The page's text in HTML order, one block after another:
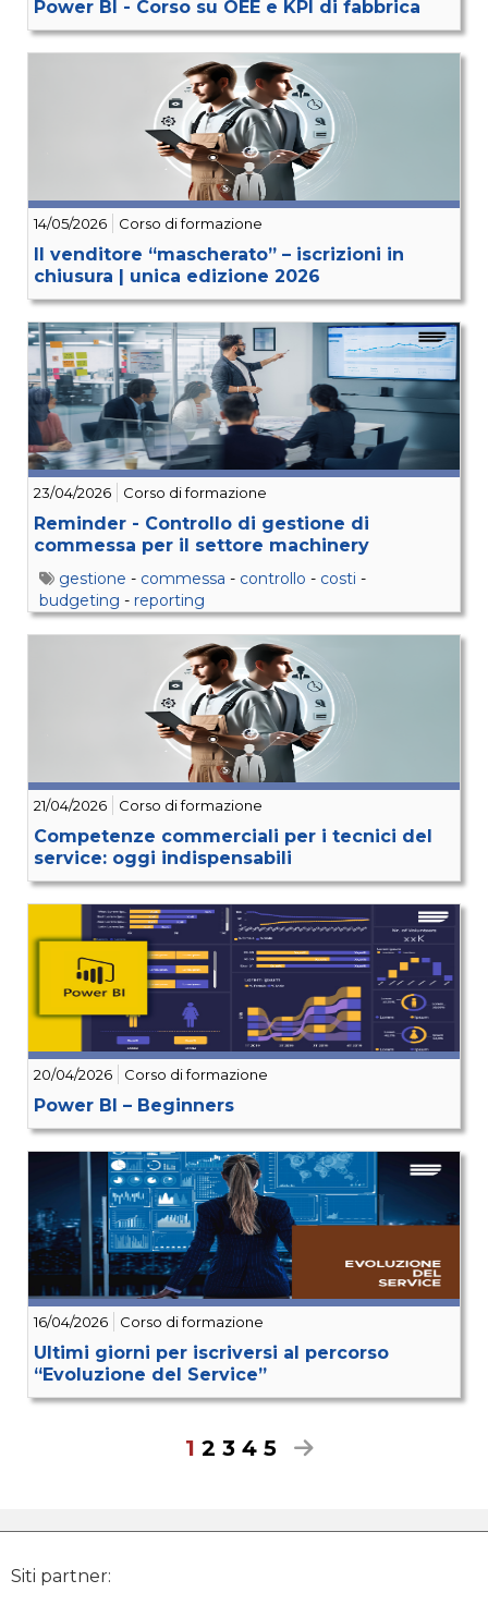
Power BI - Corso su OEE e KPI di fabbrica
14/05/2026 Corso di formazione
Il venditore “mascherato” – iscrizioni in
chiusura | unica edizione 2026
23/04/2026 Corso di formazione
Reminder - Controllo di gestione di
commessa per il settore machinery
gestione - commessa - controllo - costi -
budgeting - reporting
21/04/2026 Corso di formazione
Competenze commerciali per i tecnici del
service: oggi indispensabili
20/04/2026 Corso di formazione
Power BI – Beginners
16/04/2026 Corso di formazione
Ultimi giorni per iscriversi al percorso
“Evoluzione del Service”
1 2 3 4 5
Siti partner: